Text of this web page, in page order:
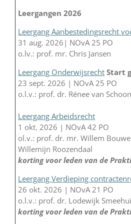
Leergangen 2026
Leergang Aanbestedingsrecht
31 aug. 2026| NOvA 25 PO
o.lv.: prof. mr. Chris Jansen
Leergang Onderwijsrecht Start
23 sept. 2026 | NOvA 25 PO
o.l.v.: prof. dr. Rénee van
Leergang Arbeidsrecht
1 okt. 2026 | NOvA 42 PO
ol.v.: prof. dr. mr. Willem
Willemijn Roozendaal
korting voor leden van de
Leergang Verdieping
26 okt. 2026 | NOvA 21 PO
o.l.v.: prof. dr. Lodewijk
korting voor leden van de